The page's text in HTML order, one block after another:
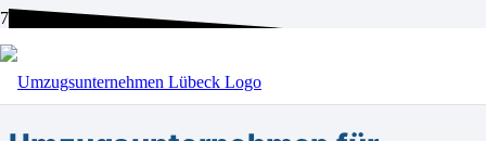
BEI UNS SIND SIE RICHTIG!